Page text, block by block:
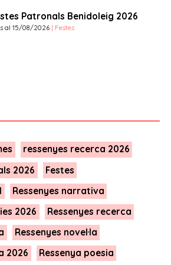
Patronals Benidoleig 2026
al 15/08/2026 | Festes
ressenyes recerca 2026
2026
Festes
Ressenyes narrativa
2026
Ressenyes recerca
Ressenyes novel·la
2026
Ressenya poesia